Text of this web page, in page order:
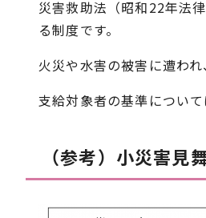
災害救助法（昭和22年法
る制度です。
火災や水害の被害に遭わ
支給対象者の基準につい
（参考）小災害見